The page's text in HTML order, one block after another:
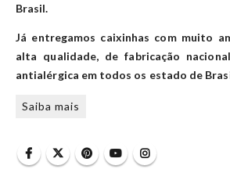
Brasil.
Já entregamos caixinhas com muito
alta qualidade, de fabricação
antialérgica em todos os estado de
Saiba mais